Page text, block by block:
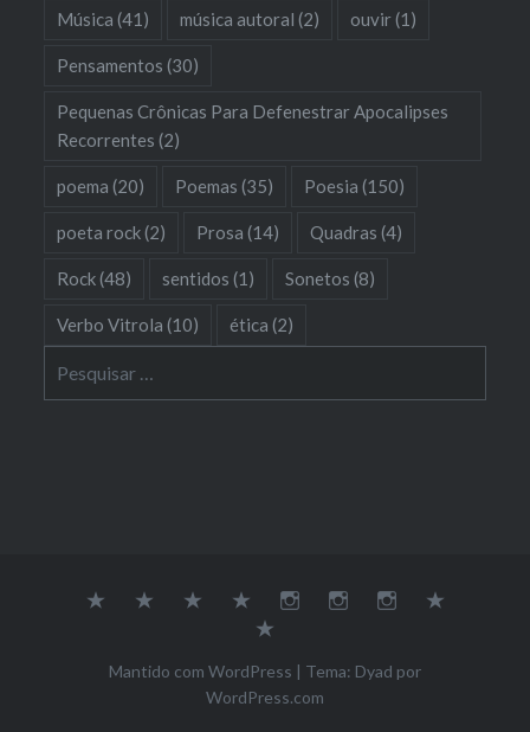
Música (41) música autoral (2) ouvir(1)
Pensamentos (30)
Pequenas Crônicas Para Defenestrar Apocalipses
Recorrentes (2)
poema (20) Poemas (35) Poesia (150)
poeta rock(2) Prosa (14) Quadras (4)
Rock(48) sentidos (1) Sonetos (8)
Verbo Vitrola (10) ética (2)
por:
Sobre Música Poesia Soundcloud
YoutubeInstagram
Dona
Mantido com WordPress | Tema: Dyad por
WordPress.com